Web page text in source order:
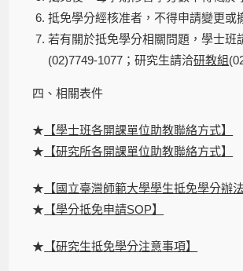
抵免學分經核准者，不得申請變更或
若有關於抵免學分相關問題，學士班
(02)7749-1077；研究生請洽研教組
四、相關表件
★ 【學士班各開課單位助教聯絡方式】
★ 【研究所各開課單位助教聯絡方式】
★ 【國立臺灣師範大學學生抵免學分辦法
★ 【學分抵免申請SOP】
★ 【研究生抵免學分注意事項】